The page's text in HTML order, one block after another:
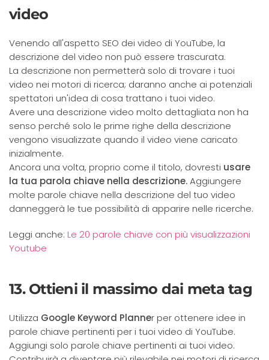
video
Venendo all'aspetto SEO dei video di YouTube, la
descrizione del video non può essere trascurata.
La descrizione non permetterà solo di trovare i tuoi
video nei motori di ricerca; daranno anche ai potenziali
spettatori un'idea di cosa trattano i tuoi video.
Avere una descrizione video molto dettagliata non ha
senso perché solo le prime righe della descrizione
vengono visualizzate quando il video viene caricato
inizialmente.
Ancora una volta, proprio come il titolo, dovresti usare
la tua parola chiave nella descrizione.Aggiungere
molte parole chiave nella descrizione del tuo video
danneggerà le tue possibilità di apparire nelle ricerche.
Leggi anche: Le 20 parole chiave con più visualizzazioni
Youtube
13. Ottieni il massimo dai meta tag
Utilizza Google Keyword Planner per ottenere idee in
parole chiave pertinenti per i tuoi video di YouTube.
Aggiungi solo parole chiave pertinenti ai tuoi video.